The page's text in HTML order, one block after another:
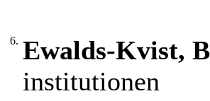
6. Ewalds-Kvist,
institutionen